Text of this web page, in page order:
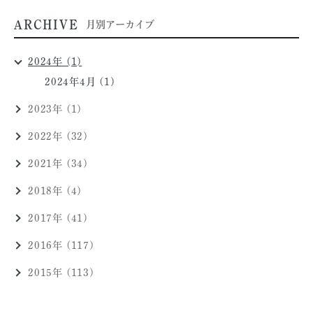
ARCHIVE 月別アーカイブ
2024年 (1)
2024年4月 (1)
2023年 (1)
2022年 (32)
2021年 (34)
2018年 (4)
2017年 (41)
2016年 (117)
2015年 (113)